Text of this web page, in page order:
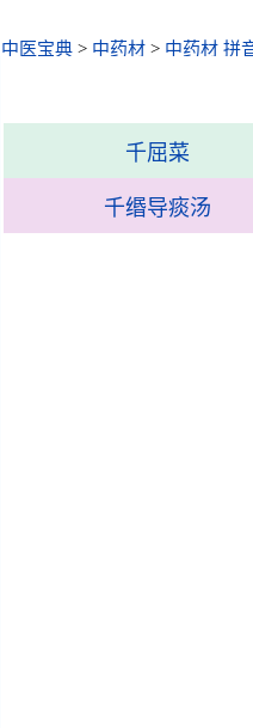
中医宝典 > 中药材 > 中药材 拼
千屈菜
千缗导痰汤